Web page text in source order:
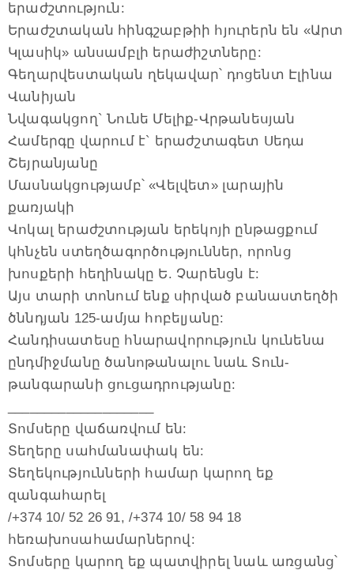
երաժշտություն:
Երաժշտական հինգշաբթիի հյուրերն են «Արտ
Կլասիկ» անսամբլի երաժիշտները:
Գեղարվեստական ղեկավար՝ դոցենտ Էլինա
Վանիյան
Նվագակցող` Նունե Մելիք-Վրթանեսյան
Համերգը վարում է` երաժշտագետ Սեդա
Շեյրանյանը
Մասնակցությամբ՝ «Վելվետ» լարային
քառյակի
Վոկալ երաժշտության երեկոյի ընթացքում
կհնչեն ստեղծագործություններ, որոնց
խոսքերի հեղինակը Ե. Չարենցն է:
Այս տարի տոնում ենք սիրված բանաստեղծի
ծննդյան 125-ամյա հոբելյանը:
Հանդիսատեսը հնարավորություն կունենա
ընդմիջմանը ծանոթանալու նաև Տուն-
թանգարանի ցուցադրությանը:
Տոմսերը վաճառվում են:
Տեղերը սահմանափակ են:
Տեղեկությունների համար կարող եք
զանգահարել
/+374 10/ 52 26 91, /+374 10/ 58 94 18
հեռախոսահամարներով:
Տոմսերը կարող եք պատվիրել նաև առցանց՝